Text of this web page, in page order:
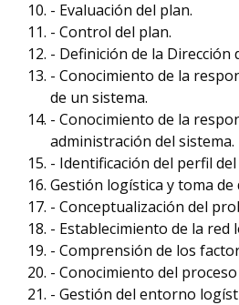
- Evaluación del plan.
- Control del plan.
- Definición de la Dirección
- Conocimiento de la
de un sistema.
- Conocimiento de la
administración del sistema.
- Identificación del perfil
Gestión logística y toma de
- Conceptualización del
- Establecimiento de la red
- Comprensión de los
- Conocimiento del
- Gestión del entorno